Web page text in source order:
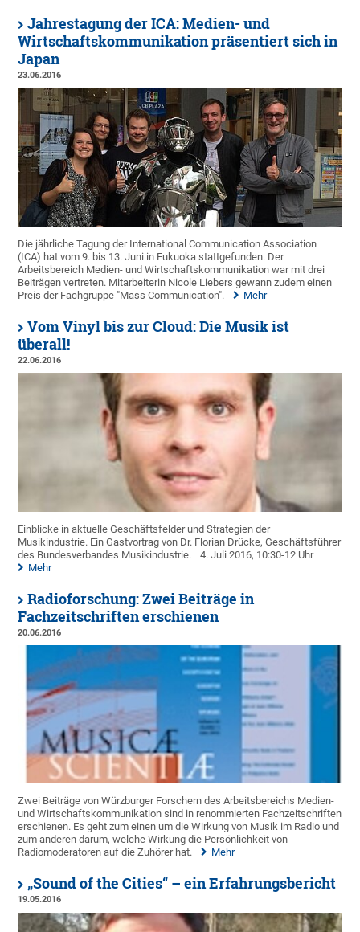
Jahrestagung der ICA: Medien- und
Wirtschaftskommunikation präsentiert sich in
Japan
23.06.2016
Die jährliche Tagung der International Communication Association
(ICA) hat vom 9. bis 13. Juni in Fukuoka stattgefunden. Der
Arbeitsbereich Medien- und Wirtschaftskommunikation war mit drei
Beiträgen vertreten. Mitarbeiterin Nicole Liebers gewann zudem einen
Preis der Fachgruppe "Mass Communication".
Mehr
Vom Vinyl bis zur Cloud: Die Musik ist
überall!
22.06.2016
Einblicke in aktuelle Geschäftsfelder und Strategien der
Musikindustrie. Ein Gastvortrag von Dr. Florian Drücke, Geschäftsführer
des Bundesverbandes Musikindustrie.
4. Juli 2016, 10:30-12 Uhr
Mehr
Radioforschung: Zwei Beiträge in
Fachzeitschriften erschienen
20.06.2016
Zwei Beiträge von Würzburger Forschern des Arbeitsbereichs Medien-
und Wirtschaftskommunikation sind in renommierten Fachzeitschriften
erschienen. Es geht zum einen um die Wirkung von Musik im Radio und
zum anderen darum, welche Wirkung die Persönlichkeit von
Radiomoderatoren auf die Zuhörer hat.
Mehr
„Sound of the Cities“ – ein Erfahrungsbericht
19.05.2016